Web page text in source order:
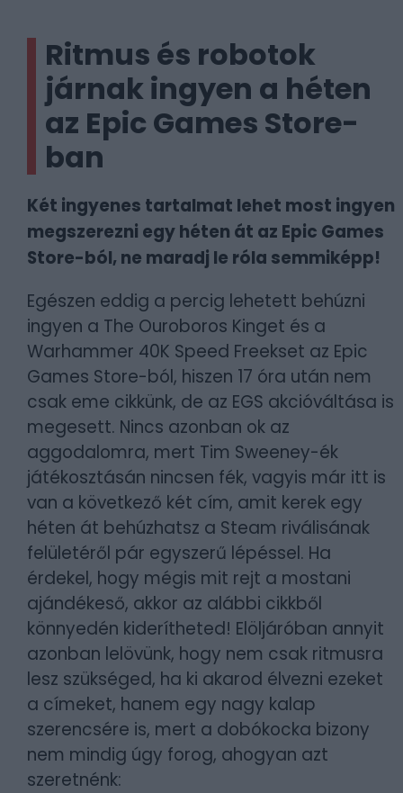
Ritmus és robotok
járnak ingyen a héten
az Epic Games Store-
ban
Két ingyenes tartalmat lehet most ingyen
megszerezni egy héten át az Epic Games
Store-ból, ne maradj le róla semmiképp!
Egészen eddig a percig lehetett behúzni
ingyen a The Ouroboros Kinget és a
Warhammer 40K Speed Freekset az Epic
Games Store-ból, hiszen 17 óra után nem
csak eme cikkünk, de az EGS akcióváltása is
megesett. Nincs azonban ok az
aggodalomra, mert Tim Sweeney-ék
játékosztásán nincsen fék, vagyis már itt is
van a következő két cím, amit kerek egy
héten át behúzhatsz a Steam riválisának
felületéről pár egyszerű lépéssel. Ha
érdekel, hogy mégis mit rejt a mostani
ajándékeső, akkor az alábbi cikkből
könnyedén kiderítheted! Elöljáróban annyit
azonban lelövünk, hogy nem csak ritmusra
lesz szükséged, ha ki akarod élvezni ezeket
a címeket, hanem egy nagy kalap
szerencsére is, mert a dobókocka bizony
nem mindig úgy forog, ahogyan azt
szeretnénk: